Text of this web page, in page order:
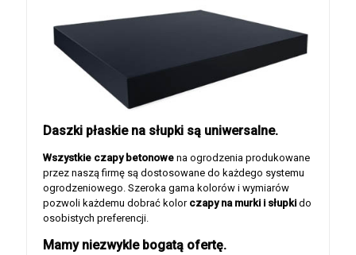
Daszki płaskie na słupki są uniwersalne.
Wszystkie czapy betonowe na ogrodzenia produkowane
przez naszą firmę są dostosowane do każdego systemu
ogrodzeniowego. Szeroka gama kolorów i wymiarów
pozwoli każdemu dobrać kolor czapy na murki i słupki do
osobistych preferencji.
Mamy niezwykle bogatą ofertę.